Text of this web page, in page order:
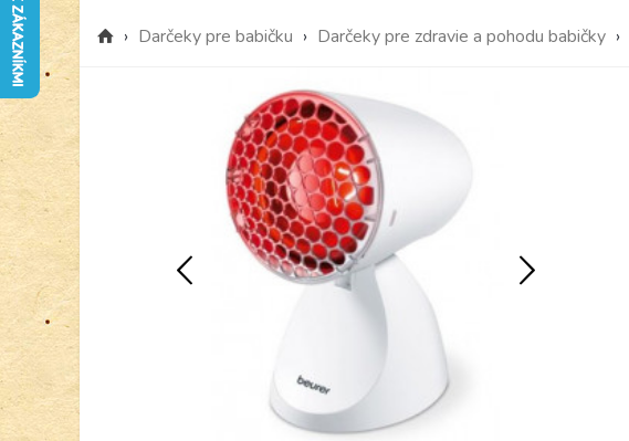
› Darčeky pre babičku › Darčeky pre zdravie a pohodu babičky ›